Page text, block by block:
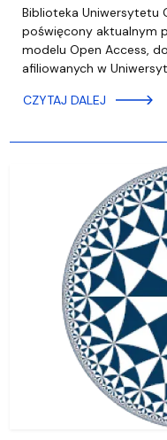
Biblioteka Uniwersytetu
poświęcony aktualnym
modelu Open Access,
afiliowanych w
CZYTAJ DALEJ